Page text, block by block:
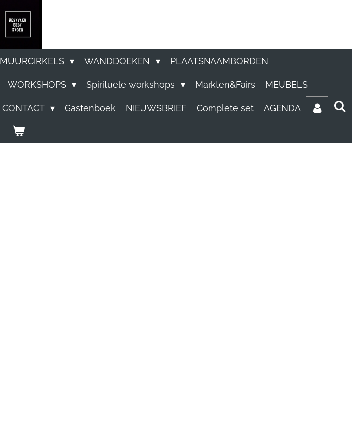
MUURCIRKELS WANDDOEKEN PLAATSNAAMBORDEN
WORKSHOPS Spirituele workshops Markten&Fairs MEUBELS
CONTACT Gastenboek NIEUWSBRIEF Complete set AGENDA